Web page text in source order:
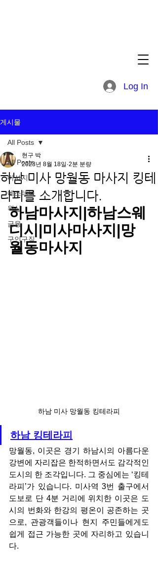
Log In
게시물
All Posts
마사지
에스테틱
왁싱
금융
구인구직
All Posts
하남 미사 망월동 마사지 킹테
라피를 소개합니다.
현구 박
2023년 8월 18일 2분 분량
하남마사지|하남스웨
디시|미사마사지|망
월동마사지
하남 미사 망월동 킹테라피
하남 킹테라피
망월동, 이곳은 경기 하남시의 아름다운
강변에 자리잡은 한적하면서도 감각적인
도시의 한 조각입니다. 그 중심에는 ‘킹테
라피’가 있습니다. 미사역 3번 출구에서
도보로 단 4분 거리에 위치한 이곳은 도
시의 번화와 한강의 평온이 공존하는 곳
으로, 관광객들이나 현지 주민들에게도
쉽게 접근 가능한 곳에 자리하고 있습니
다.